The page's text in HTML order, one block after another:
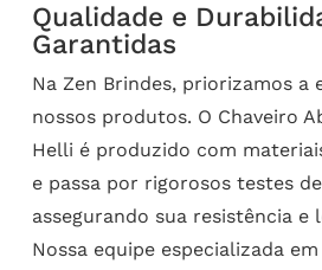
Qualidade e
Garantidas
Na Zen Brindes, priorizamos a
nossos produtos. O Chaveiro
Helli é produzido com
e passa por rigorosos testes
assegurando sua resistência e
Nossa equipe especializada